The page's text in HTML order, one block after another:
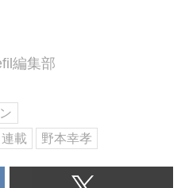
公開
編集部
連載 野本幸孝